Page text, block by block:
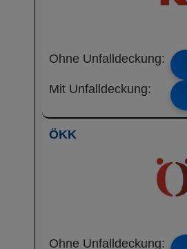
Ohne Unfalldeckung:
Mit Unfalldeckung:
ÖKK
Ohne Unfalldeckung: